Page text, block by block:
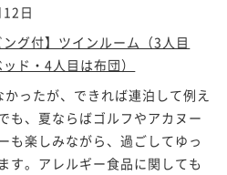
日
ング付】ツインルーム（3人目
ド・4人目は布団）
ったが、できれば連泊して例え
も、夏ならばゴルフやアカヌー
も楽しみながら、過ごしてゆっ
す。アレルギー食品に関しても